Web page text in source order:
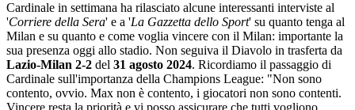
Cardinale in settimana ha rilasciato alcune interessanti interviste al
'Corriere della Sera' e a 'La Gazzetta dello Sport' su quanto tenga al
Milan e su quanto e come voglia vincere con il Milan: importante la
sua presenza oggi allo stadio. Non seguiva il Diavolo in trasferta da
Lazio-Milan 2-2 del 31 agosto 2024. Ricordiamo il passaggio di
Cardinale sull'importanza della Champions League: "Non sono
contento, ovvio. Max non è contento, i giocatori non sono contenti.